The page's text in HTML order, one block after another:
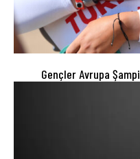
Gençler Avrupa